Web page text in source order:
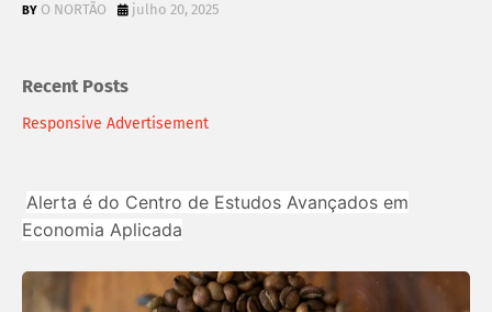
O NORTÃO julho 20, 2025
Recent Posts
Responsive Advertisement
Alerta é do Centro de Estudos Avançados em
Economia Aplicada